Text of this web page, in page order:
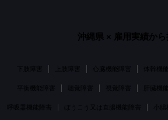
沖縄県 × 雇用実績から
下肢障害 上肢障害 心臓機能障害 体幹機
平衡機能障害 肝臓機
呼吸器機能障害 ぼうこう又は直腸機能障害 小